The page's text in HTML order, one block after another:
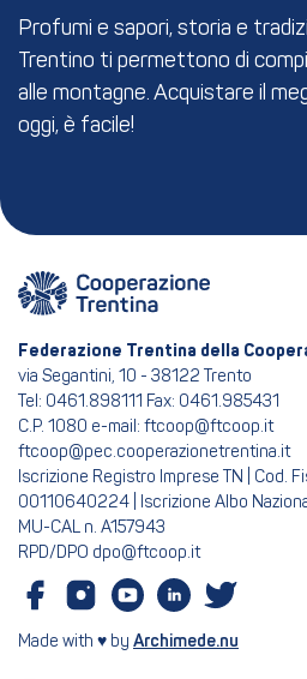
Profumi e sapori, storia e
Trentino ti permettono di
alle montagne. Acquistare il
oggi, è facile!
Federazione Trentina della
via Segantini, 10 - 38122 Trento
Tel: 0461.898111 Fax: 0461.985431
C.P. 1080 e-mail: ftcoop@ftcoop.it
ftcoop@pec.cooperazionetrentina.it
Iscrizione Registro Imprese TN | Cod.
00110640224 | Iscrizione Albo
MU-CAL n. A157943
RPD/DPO dpo@ftcoop.it
Made with ♥ by Archimede.nu